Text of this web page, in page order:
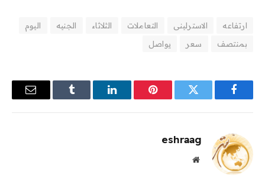
ارتفاعه الاسترلينى التعاملات الثلاثاء الجنيه
اليوم
بمنتصف
سعر يواصل
فيسبوك تويتر بينتيريستلينكدإن Tumblr
البريد
eshraag
موقع